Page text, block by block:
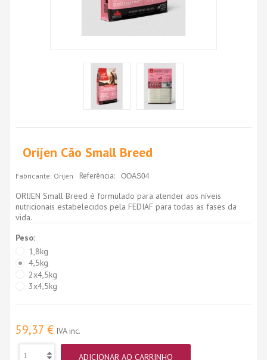
Orijen Cão Small Breed
Fabricante: Orijen Referência: OOAS04
ORIJEN Small Breed é formulado para atender aos níveis
nutricionais estabelecidos pela FEDIAF para todas as fases da
vida.
Peso:
1,8kg
4,5kg
2x4,5kg
3x4,5kg
59,37 € IVA inc.
ADICIONAR AO CARRINHO